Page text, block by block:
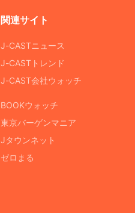
関連サイト
J-CASTニュース
J-CASTトレンド
J-CAST会社ウォッチ
BOOKウォッチ
東京バーゲンマニア
Jタウンネット
ゼロまる